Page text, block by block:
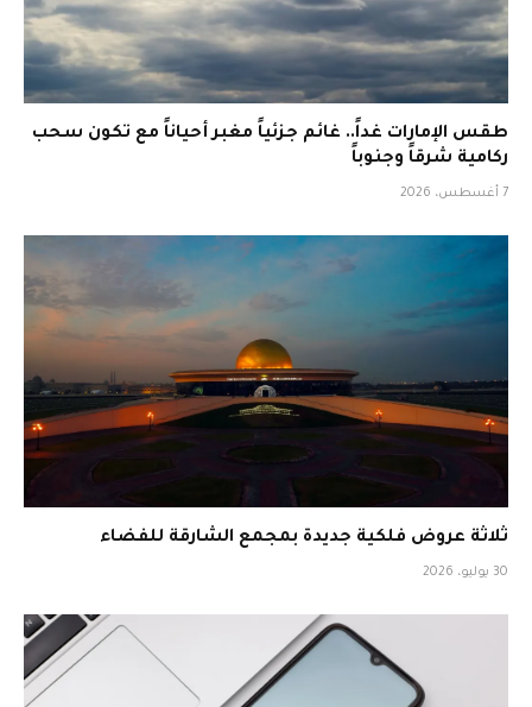
طقس الإمارات غداً.. غائم جزئياً مغبر أحياناً مع تكون سحب
ركامية شرقاً وجنوباً
7 أغسطس، 2026
ثلاثة عروض فلكية جديدة بمجمع الشارقة للفضاء
30 يوليو، 2026